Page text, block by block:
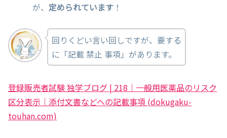
が、 定められています ！
回りくどい言い回しですが、要する
に「記載 禁止 事項」があります。
登録販売者試験 独学ブログ | 218｜一般用医薬品のリスク
区分表示｜添付文書などへの記載事項 (dokugaku-
touhan.com)